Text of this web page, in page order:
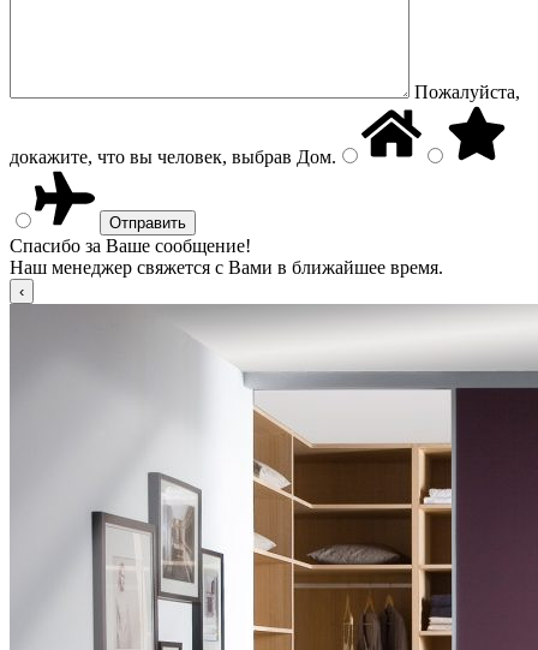
Пожалуйста,
докажите, что вы человек, выбрав Дом.
Спасибо за Ваше сообщение!
Наш менеджер свяжется с Вами в ближайшее время.